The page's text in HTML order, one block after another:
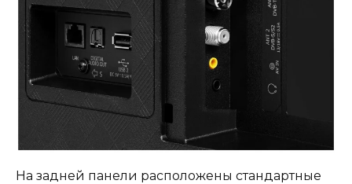
На задней панели расположены стандартные